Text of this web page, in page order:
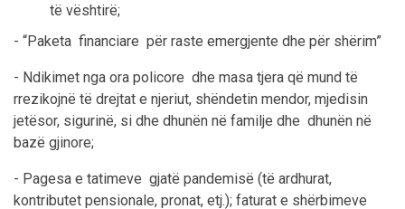
të vështirë;
- “Paketa financiare për raste emergjente dhe për shërim”
- Ndikimet nga ora policore dhe masa tjera që mund të
rrezikojnë të drejtat e njeriut, shëndetin mendor, mjedisin
jetësor, sigurinë, si dhe dhunën në familje dhe dhunën në
bazë gjinore;
- Pagesa e tatimeve gjatë pandemisë (të ardhurat,
kontributet pensionale, pronat, etj.); faturat e shërbimeve